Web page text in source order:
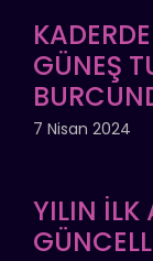
GÜNEŞ
7 Nisan 2024
YILIN İLK